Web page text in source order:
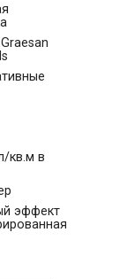
кв.м в
эффект